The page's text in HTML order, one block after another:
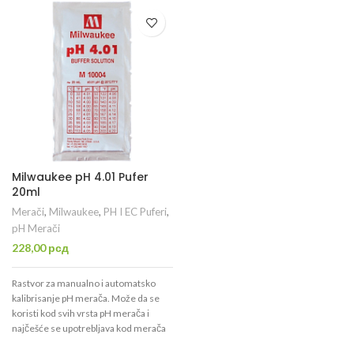
Milwaukee pH 4.01 Pufer
20ml
Merači, Milwaukee, PH I EC Puferi,
pH Merači
228,00рсд
Rastvor za manualno i automatsko
kalibrisanje pH merača. Može da se
koristi kod svih vrsta pH merača i
najčešće se upotrebljava kod merača